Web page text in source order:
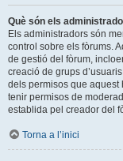
Què són els
Els administradors són
control sobre els fòrums.
de gestió del fòrum,
creació de grups
dels permisos que aquest
tenir permisos de
establida pel creador del
Torna a l’inici